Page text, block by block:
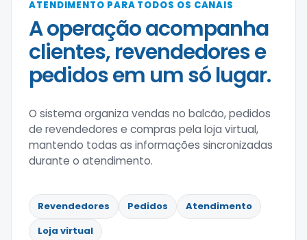
ATENDIMENTO PARA TODOS OS CANAIS
A operação acompanha
clientes, revendedores e
pedidos em um só lugar.
O sistema organiza vendas no balcão, pedidos
de revendedores e compras pela loja virtual,
mantendo todas as informações sincronizadas
durante o atendimento.
Revendedores Pedidos
Atendimento
Loja virtual